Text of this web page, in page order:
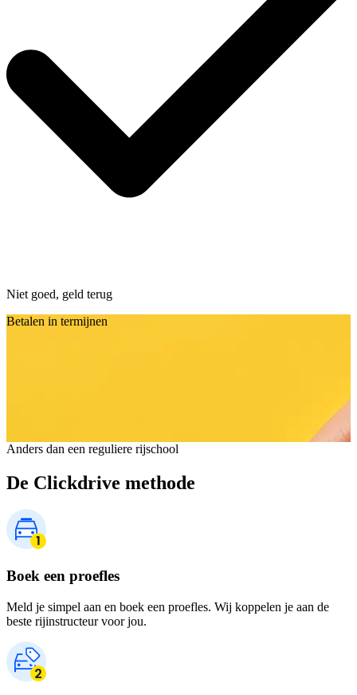
Niet goed, geld terug
Betalen in termijnen
Anders dan een reguliere rijschool
De Clickdrive methode
Boek een proefles
Meld je simpel aan en boek een proefles. Wij koppelen je aan de
beste rijinstructeur voor jou.